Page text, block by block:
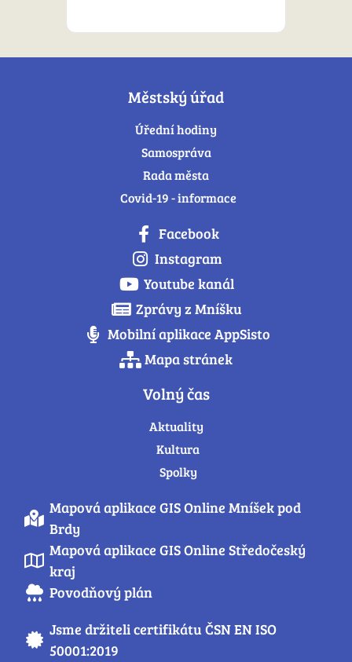
Městský úřad
Úřední hodiny
Samospráva
Rada města
Covid-19 - informace
Facebook
Instagram
Youtube kanál
Zprávy z Mníšku
Mobilní aplikace AppSisto
Mapa stránek
Volný čas
Aktuality
Kultura
Spolky
Mapová aplikace GIS Online Mníšek pod
Brdy
Mapová aplikace GIS Online Středočeský
kraj
Povodňový plán
Jsme držiteli certifikátu ČSN EN ISO
50001:2019